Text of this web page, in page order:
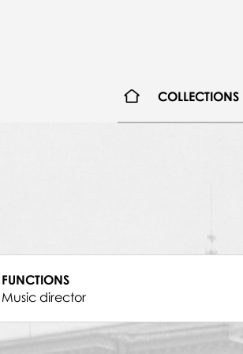
COLLECTIONS
FUNCTIONS
Music director
15.02.1962, Teatr Wielki w Warszawie z